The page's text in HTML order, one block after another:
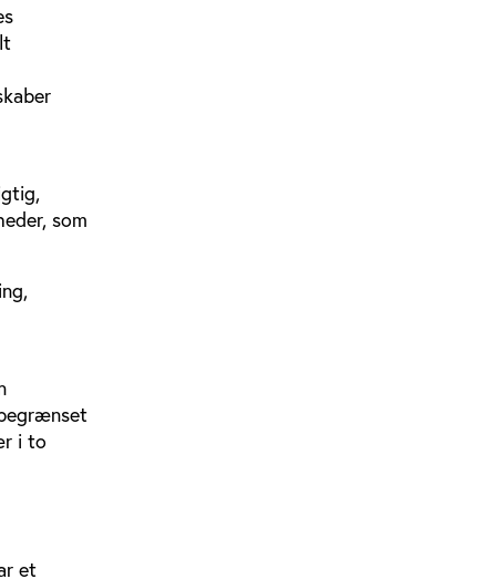
som
i to
et